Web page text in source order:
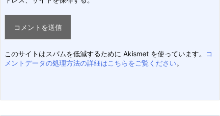
このサイトはスパムを低減するために Akismet を使っています。
コ
メントデータの処理方法の詳細はこちらをご覧ください。